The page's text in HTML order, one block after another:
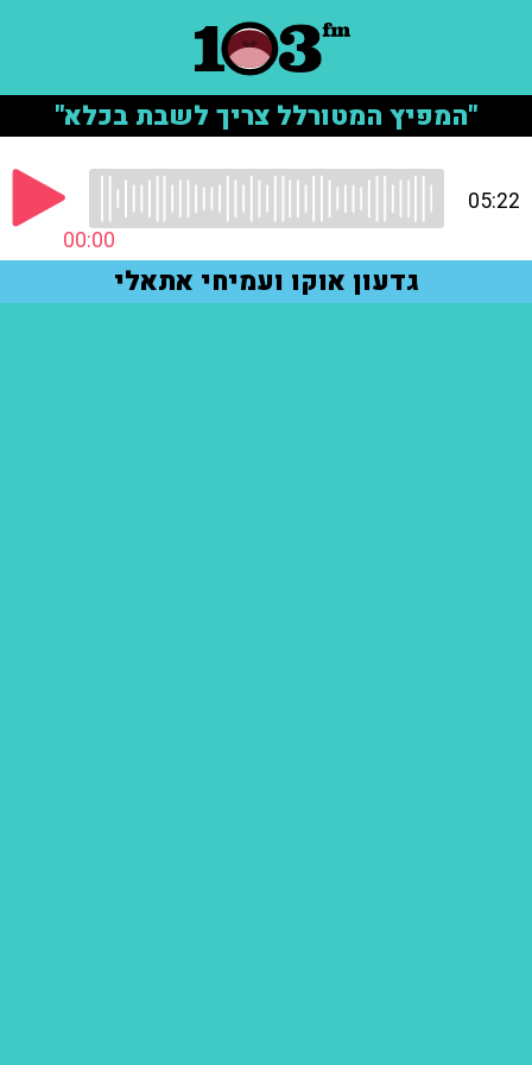
"המפיץ המטורלל צריך לשבת בכלא"
00:00
05:22
גדעון אוקו ועמיחי אתאלי